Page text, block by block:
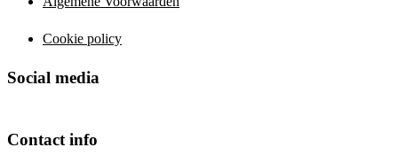
Cookie policy
Social media
Contact info